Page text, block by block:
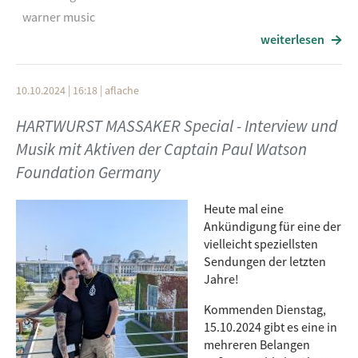
full tilt overdrive
1st, 2nd & 3rd
afm records
nestor
on the run
signed in blood
napalm records
skid row
youth gone wild
atlantic records
warner music
sail on
n.b.
green day
american idiot
reprise records
system of a down
columbia records
lynyrd skynyrd
free bird
geffen records
john frusciante
weiterlesen
10.10.2024 | 16:18 | aflache
HARTWURST MASSAKER Special - Interview und
Musik mit Aktiven der Captain Paul Watson
Foundation Germany
Heute mal eine
Ankündigung für eine der
vielleicht speziellsten
Sendungen der letzten
Jahre!
Kommenden Dienstag,
15.10.2024 gibt es eine in
mehreren Belangen